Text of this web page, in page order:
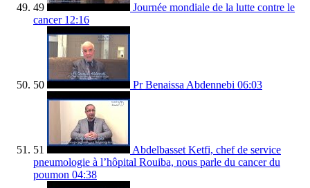
49
Journée mondiale de la lutte contre le
cancer 12:16
50 Pr Benaissa Abdennebi 06:03
51
Abdelbasset Ketfi, chef de service
pneumologie à l’hôpital Rouiba, nous parle du cancer du
poumon 04:38